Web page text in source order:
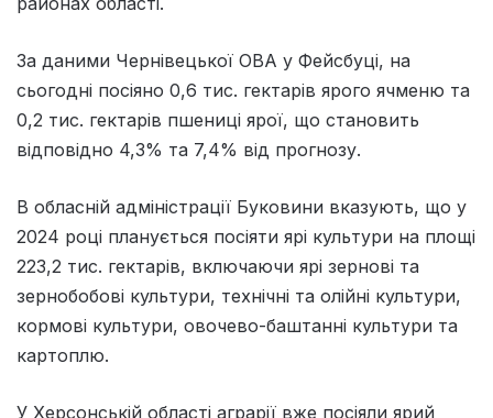
За даними Чернівецької ОВА у Фейсбуці, на
сьогодні посіяно 0,6 тис. гектарів ярого ячменю та
0,2 тис. гектарів пшениці ярої, що становить
відповідно 4,3% та 7,4% від прогнозу.
В обласній адміністрації Буковини вказують, що у
2024 році планується посіяти ярі культури на площі
223,2 тис. гектарів, включаючи ярі зернові та
зернобобові культури, технічні та олійні культури,
кормові культури, овочево-баштанні культури та
картоплю.
У Херсонській області аграрії вже посіяли ярий